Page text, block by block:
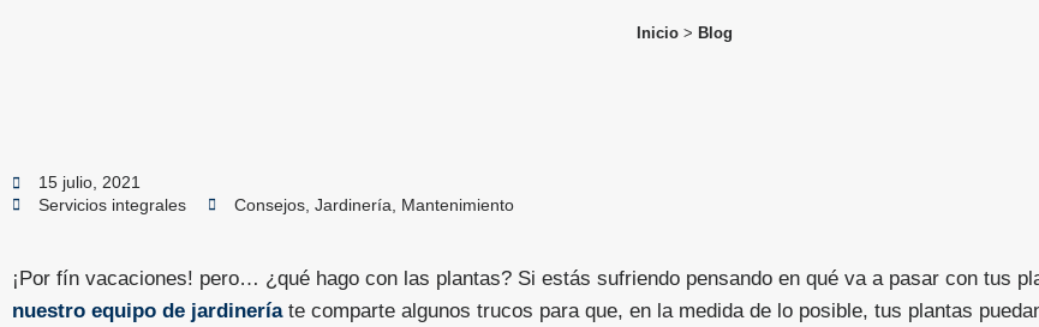
Inicio > Blog
15 julio, 2021
Servicios integrales
Consejos Jardinería Mantenimiento
¡Por fín vacaciones! pero… ¿qué hago con las plantas? Si estás sufriendo pensando en qué va a pasar con tus
nuestro equipo de jardinería te comparte algunos trucos para que, en la medida de lo posible, tus plantas